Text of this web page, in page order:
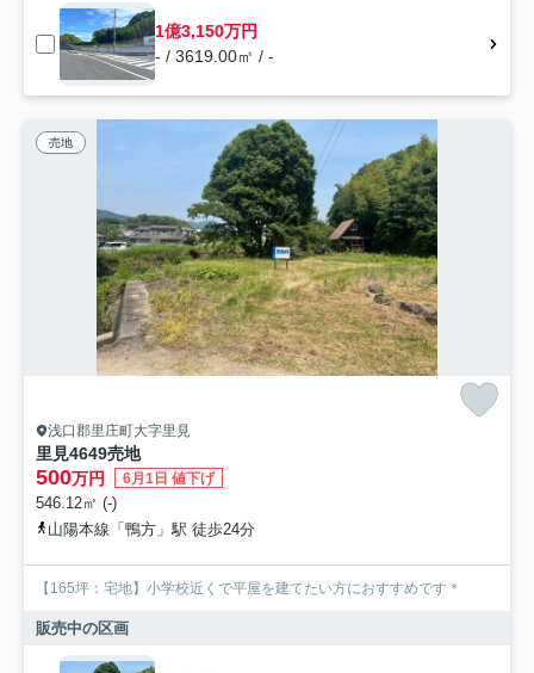
1億3,150万円
- / 3619.00㎡ / -
売地
浅口郡里庄町大字里見
里見4649売地
500万円 6月1日 値下げ
546.12㎡ (-)
山陽本線「鴨方」駅 徒歩24分
【165坪：宅地】小学校近くで平屋を建てたい方におすすめです＊
販売中の区画